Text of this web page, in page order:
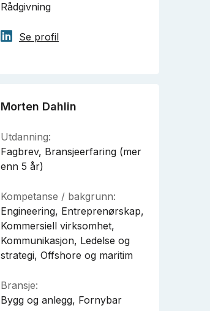
Rådgivning
Se profil
Morten Dahlin
Utdanning:
Fagbrev, Bransjeerfaring (mer
enn 5 år)
Kompetanse / bakgrunn:
Engineering, Entreprenørskap,
Kommersiell virksomhet,
Kommunikasjon, Ledelse og
strategi, Offshore og maritim
Bransje:
Bygg og anlegg, Fornybar